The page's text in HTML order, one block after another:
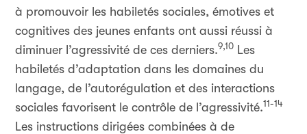
à promouvoir les habiletés sociales, émotives et
cognitives des jeunes enfants ont aussi réussi à
diminuer l’agressivité de ces derniers.9,10 Les
habiletés d’adaptation dans les domaines du
langage, de l’autorégulation et des interactions
sociales favorisent le contrôle de l’agressivité.11-14
Les instructions dirigées combinées à de